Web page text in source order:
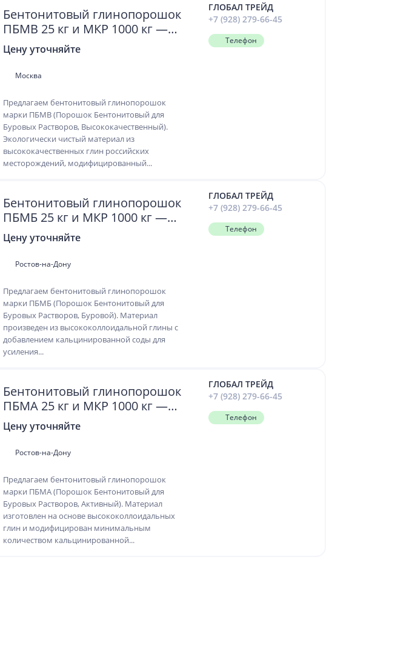
Бентонитовый глинопорошок
ПБМВ 25 кг и МКР 1000 кг —
Бентонит для бурения скважин
и технологии "Стена в грунте"
Цену уточняйте
Москва
Предлагаем бентонитовый глинопорошок
марки ПБМВ (Порошок Бентонитовый для
Буровых Растворов, Высококачественный).
Экологически чистый материал из
высококачественных глин российских
месторождений, модифицированный...
ГЛОБАЛ ТРЕЙД
+7 (928) 279-66-45
Телефон
Бентонитовый глинопорошок
ПБМБ 25 кг и МКР 1000 кг —
Бентонит для бурения скважин
и гидроизоляции
Цену уточняйте
Ростов-на-Дону
Предлагаем бентонитовый глинопорошок
марки ПБМБ (Порошок Бентонитовый для
Буровых Растворов, Буровой). Материал
произведен из высококоллоидальной глины с
добавлением кальцинированной соды для
усиления...
ГЛОБАЛ ТРЕЙД
+7 (928) 279-66-45
Телефон
Бентонитовый глинопорошок
ПБМА 25 кг и МКР 1000 кг —
Бентонит для бурения скважин
и гидроизоляции
Цену уточняйте
Ростов-на-Дону
Предлагаем бентонитовый глинопорошок
марки ПБМА (Порошок Бентонитовый для
Буровых Растворов, Активный). Материал
изготовлен на основе высококоллоидальных
глин и модифицирован минимальным
количеством кальцинированной...
ГЛОБАЛ ТРЕЙД
+7 (928) 279-66-45
Телефон